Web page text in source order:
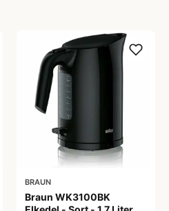
BRAUN
Braun WK3100BK